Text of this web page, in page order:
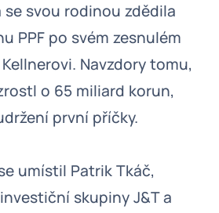
se svou rodinou zdědila
PPF po svém zesnulém
Navzdory tomu,
o 65 miliard korun,
první příčky.
umístil Patrik Tkáč,
skupiny J&T a